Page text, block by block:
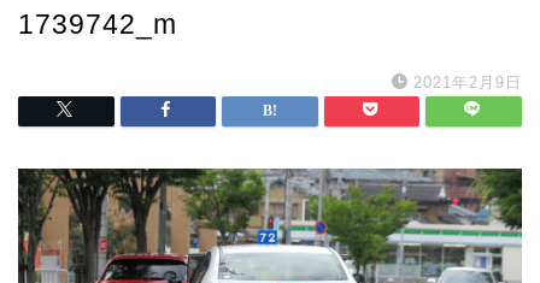
1739742_m
2021年2月9日